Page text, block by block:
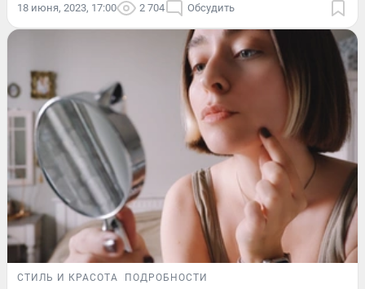
18 июня, 2023, 17:00 2 704 Обсудить
СТИЛЬ И КРАСОТА ПОДРОБНОСТИ